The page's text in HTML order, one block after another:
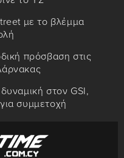
με το βλέμμα
πρόσβαση στις
στον GSI,
συμμετοχή